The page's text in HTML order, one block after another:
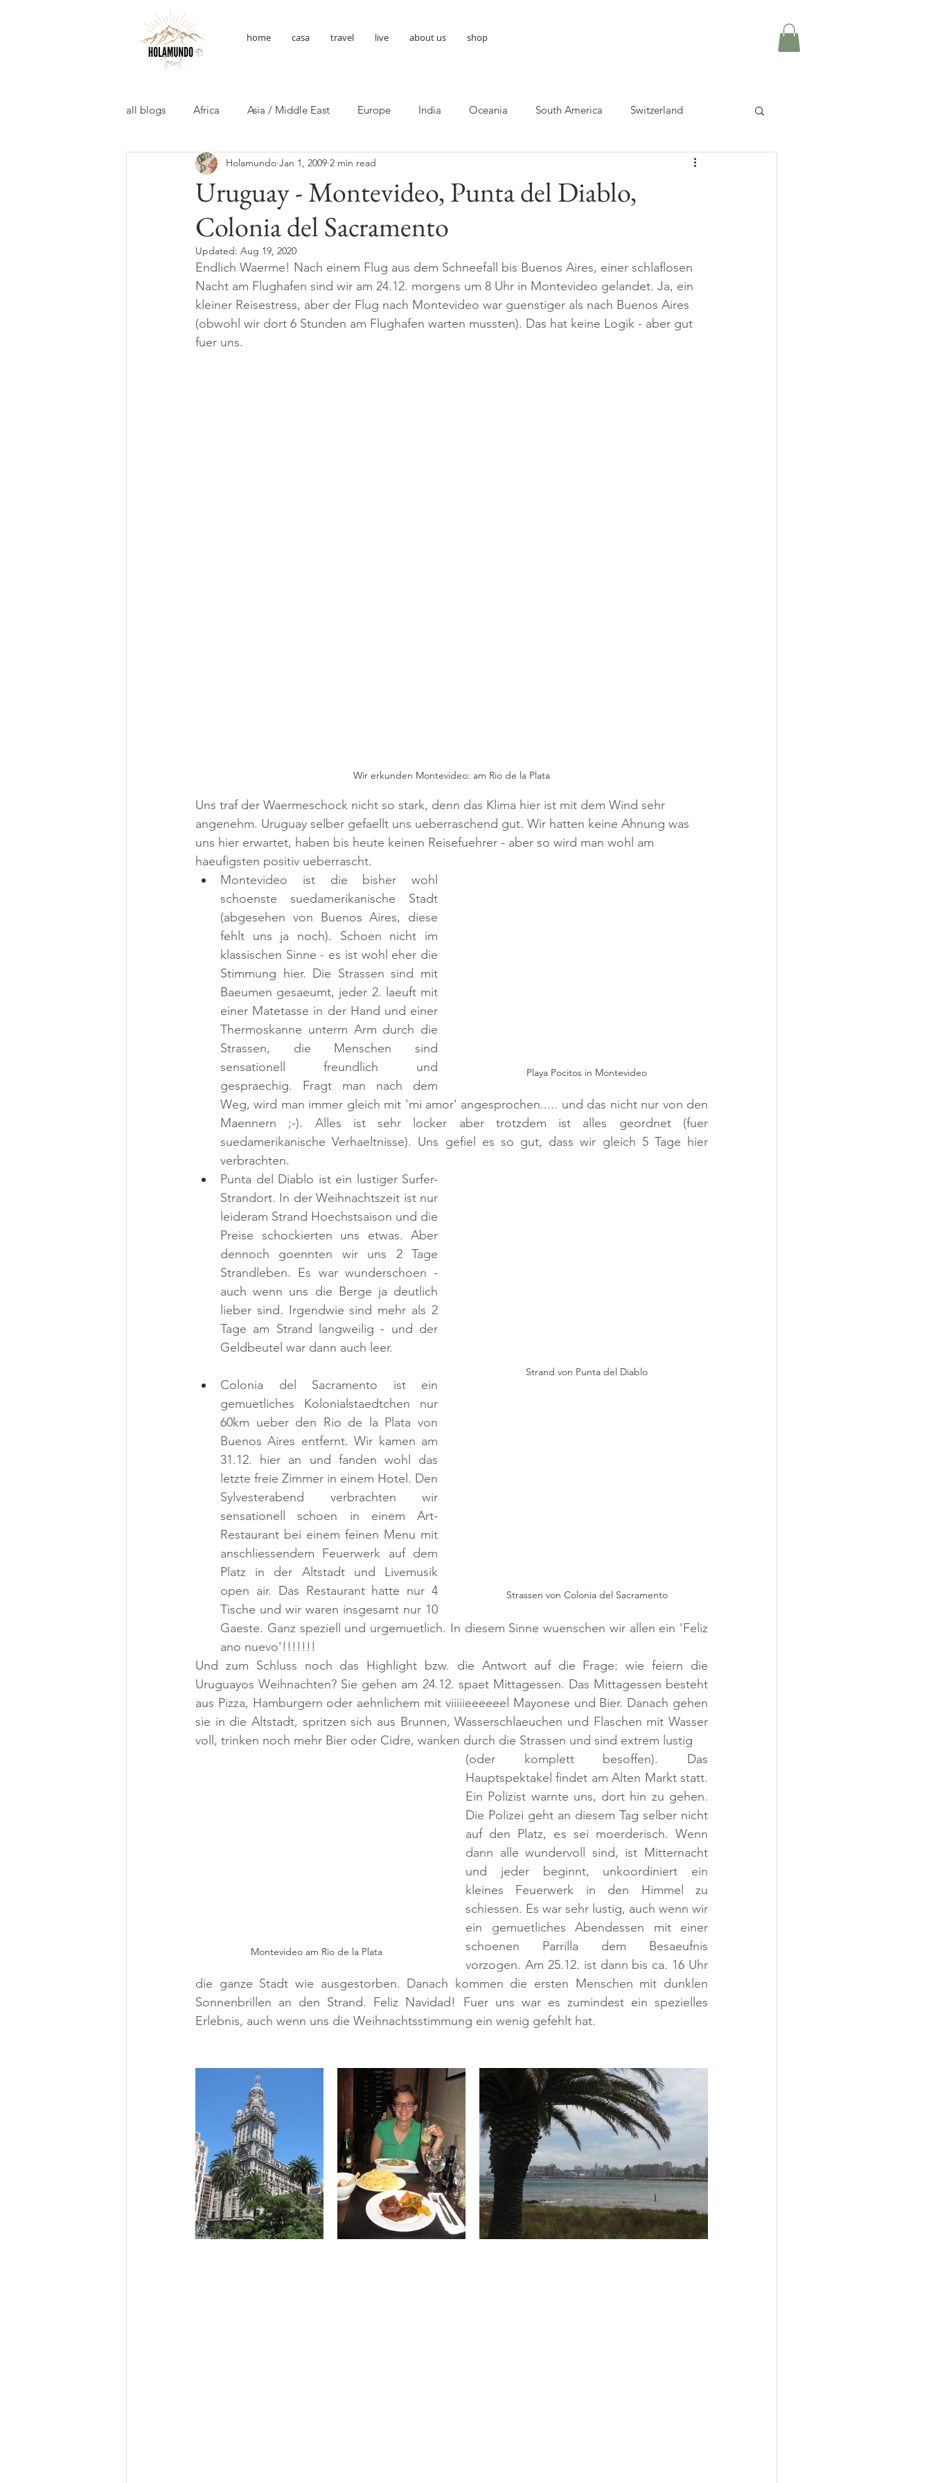
home casa travel live about us shop
all blogs Africa Asia / Middle East Europe India Oceania South America Switzerland
Uruguay - Montevideo, Punta del Diablo,
Colonia del Sacramento
Holamundo Jan 1, 2009 2 min read
Updated: Aug 19, 2020
Endlich Waerme! Nach einem Flug aus dem Schneefall bis Buenos Aires, einer schlaflosen
Nacht am Flughafen sind wir am 24.12. morgens um 8 Uhr in Montevideo gelandet. Ja, ein
kleiner Reisestress, aber der Flug nach Montevideo war guenstiger als nach Buenos Aires
(obwohl wir dort 6 Stunden am Flughafen warten mussten). Das hat keine Logik - aber gut
fuer uns.
Wir erkunden Montevideo: am Rio de la Plata
Uns traf der Waermeschock nicht so stark, denn das Klima hier ist mit dem Wind sehr
angenehm. Uruguay selber gefaellt uns ueberraschend gut. Wir hatten keine Ahnung was
uns hier erwartet, haben bis heute keinen Reisefuehrer - aber so wird man wohl am
haeufigsten positiv ueberrascht.
Playa Pocitos in Montevideo
Montevideo ist die bisher wohl
schoenste suedamerikanische Stadt
(abgesehen von Buenos Aires, diese
fehlt uns ja noch). Schoen nicht im
klassischen Sinne - es ist wohl eher die
Stimmung hier. Die Strassen sind mit
Baeumen gesaeumt, jeder 2. laeuft mit
einer Matetasse in der Hand und einer
Thermoskanne unterm Arm durch die
Strassen, die Menschen sind
sensationell freundlich und
gespraechig. Fragt man nach dem
Weg, wird man immer gleich mit 'mi amor' angesprochen..... und das nicht nur von den
Maennern ;-). Alles ist sehr locker aber trotzdem ist alles geordnet (fuer
suedamerikanische Verhaeltnisse). Uns gefiel es so gut, dass wir gleich 5 Tage hier
verbrachten.
Strand von Punta del Diablo
Punta del Diablo ist ein lustiger Surfer-
Strandort. In der Weihnachtszeit ist nur
leideram Strand Hoechstsaison und die
Preise schockierten uns etwas. Aber
dennoch goennten wir uns 2 Tage
Strandleben. Es war wunderschoen -
auch wenn uns die Berge ja deutlich
lieber sind. Irgendwie sind mehr als 2
Tage am Strand langweilig - und der
Geldbeutel war dann auch leer.
Strassen von Colonia del Sacramento
Colonia del Sacramento ist ein
gemuetliches Kolonialstaedtchen nur
60km ueber den Rio de la Plata von
Buenos Aires entfernt. Wir kamen am
31.12. hier an und fanden wohl das
letzte freie Zimmer in einem Hotel. Den
Sylvesterabend verbrachten wir
sensationell schoen in einem Art-
Restaurant bei einem feinen Menu mit
anschliessendem Feuerwerk auf dem
Platz in der Altstadt und Livemusik
open air. Das Restaurant hatte nur 4
Tische und wir waren insgesamt nur 10
Gaeste. Ganz speziell und urgemuetlich. In diesem Sinne wuenschen wir allen ein 'Feliz
ano nuevo'!!!!!!!
Und zum Schluss noch das Highlight bzw. die Antwort auf die Frage: wie feiern die
Uruguayos Weihnachten? Sie gehen am 24.12. spaet Mittagessen. Das Mittagessen besteht
aus Pizza, Hamburgern oder aehnlichem mit viiiiieeeeeel Mayonese und Bier. Danach gehen
sie in die Altstadt, spritzen sich aus Brunnen, Wasserschlaeuchen und Flaschen mit Wasser
voll, trinken noch mehr Bier oder Cidre, wanken durch die Strassen und sind extrem lustig
Montevideo am Rio de la Plata
(oder komplett besoffen). Das
Hauptspektakel findet am Alten Markt statt.
Ein Polizist warnte uns, dort hin zu gehen.
Die Polizei geht an diesem Tag selber nicht
auf den Platz, es sei moerderisch. Wenn
dann alle wundervoll sind, ist Mitternacht
und jeder beginnt, unkoordiniert ein
kleines Feuerwerk in den Himmel zu
schiessen. Es war sehr lustig, auch wenn wir
ein gemuetliches Abendessen mit einer
schoenen Parrilla dem Besaeufnis
vorzogen. Am 25.12. ist dann bis ca. 16 Uhr
die ganze Stadt wie ausgestorben. Danach kommen die ersten Menschen mit dunklen
Sonnenbrillen an den Strand. Feliz Navidad! Fuer uns war es zumindest ein spezielles
Erlebnis, auch wenn uns die Weihnachtsstimmung ein wenig gefehlt hat.